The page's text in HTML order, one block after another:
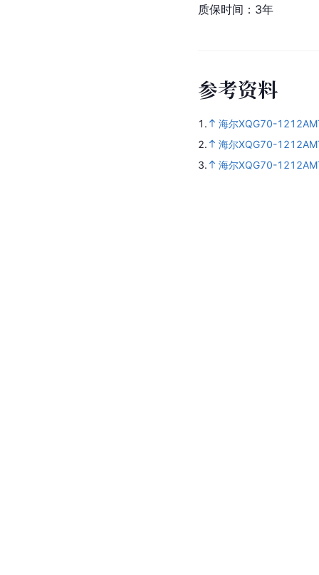
质保时间：3年
参考资料
1.
海尔XQG70-
2.
海尔XQG70-
3.
海尔XQG70-